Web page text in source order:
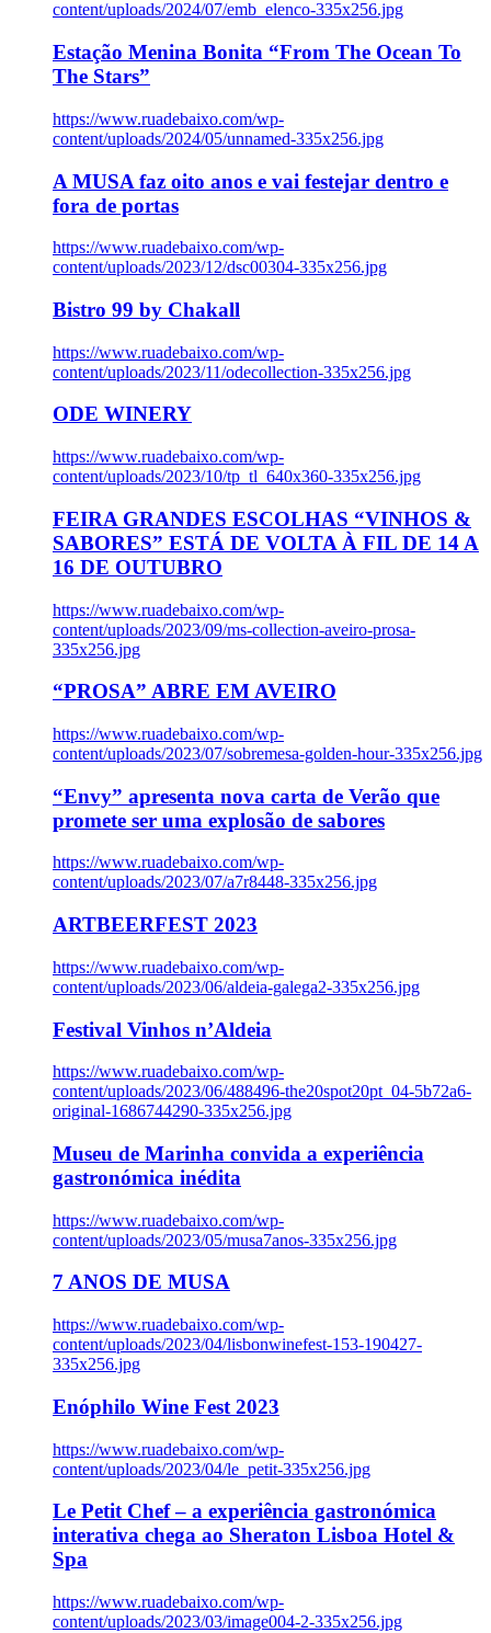
content/uploads/2024/07/emb_elenco-335x256.jpg
Estação Menina Bonita “From The Ocean To
The Stars”
https://www.ruadebaixo.com/wp-
content/uploads/2024/05/unnamed-335x256.jpg
A MUSA faz oito anos e vai festejar dentro e
fora de portas
https://www.ruadebaixo.com/wp-
content/uploads/2023/12/dsc00304-335x256.jpg
Bistro 99 by Chakall
https://www.ruadebaixo.com/wp-
content/uploads/2023/11/odecollection-335x256.jpg
ODE WINERY
https://www.ruadebaixo.com/wp-
content/uploads/2023/10/tp_tl_640x360-335x256.jpg
FEIRA GRANDES ESCOLHAS “VINHOS &
SABORES” ESTÁ DE VOLTA À FIL DE 14 A
16 DE OUTUBRO
https://www.ruadebaixo.com/wp-
content/uploads/2023/09/ms-collection-aveiro-prosa-
335x256.jpg
“PROSA” ABRE EM AVEIRO
https://www.ruadebaixo.com/wp-
content/uploads/2023/07/sobremesa-golden-hour-335x256.jpg
“Envy” apresenta nova carta de Verão que
promete ser uma explosão de sabores
https://www.ruadebaixo.com/wp-
content/uploads/2023/07/a7r8448-335x256.jpg
ARTBEERFEST 2023
https://www.ruadebaixo.com/wp-
content/uploads/2023/06/aldeia-galega2-335x256.jpg
Festival Vinhos n’Aldeia
https://www.ruadebaixo.com/wp-
content/uploads/2023/06/488496-the20spot20pt_04-5b72a6-
original-1686744290-335x256.jpg
Museu de Marinha convida a experiência
gastronómica inédita
https://www.ruadebaixo.com/wp-
content/uploads/2023/05/musa7anos-335x256.jpg
7 ANOS DE MUSA
https://www.ruadebaixo.com/wp-
content/uploads/2023/04/lisbonwinefest-153-190427-
335x256.jpg
Enóphilo Wine Fest 2023
https://www.ruadebaixo.com/wp-
content/uploads/2023/04/le_petit-335x256.jpg
Le Petit Chef – a experiência gastronómica
interativa chega ao Sheraton Lisboa Hotel &
Spa
https://www.ruadebaixo.com/wp-
content/uploads/2023/03/image004-2-335x256.jpg